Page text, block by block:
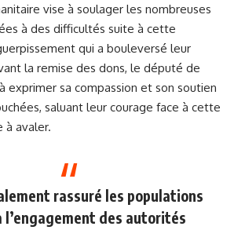
vise à soulager les nombreuses
à des difficultés suite à cette
qui a bouleversé leur
la remise des dons, le député de
exprimer sa compassion et son soutien
saluant leur courage face à cette
à avaler.
rassuré les populations
l’engagement des autorités